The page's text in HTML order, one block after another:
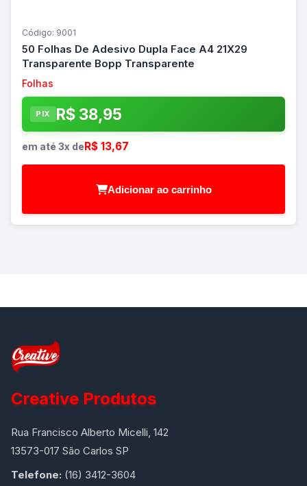
Código: 9001
50 Folhas De Adesivo Dupla Face A4 21X29
Transparente Bopp Transparente
Folhas
PIX R$ 38,95
em até 3x deR$ 13,67
Adicionar ao carrinho
Creative Produtos
Rua Francisco Alberto Micelli, 142
13573-017 São Carlos SP
Telefone: (16) 3412-3604